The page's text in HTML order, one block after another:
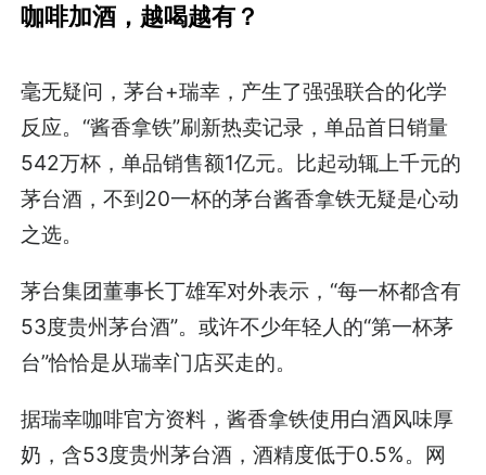
咖啡加酒，越喝越有？
毫无疑问，茅台+瑞幸，产生了强强联合的化学
反应。“酱香拿铁”刷新热卖记录，单品首日销量
542万杯，单品销售额1亿元。比起动辄上千元的
茅台酒，不到20一杯的茅台酱香拿铁无疑是心动
之选。
茅台集团董事长丁雄军对外表示，“每一杯都含有
53度贵州茅台酒”。或许不少年轻人的“第一杯茅
台”恰恰是从瑞幸门店买走的。
据瑞幸咖啡官方资料，酱香拿铁使用白酒风味厚
奶，含53度贵州茅台酒，酒精度低于0.5%。网